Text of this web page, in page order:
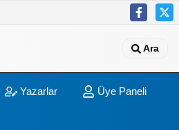
Ara
Yazarlar Üye Paneli